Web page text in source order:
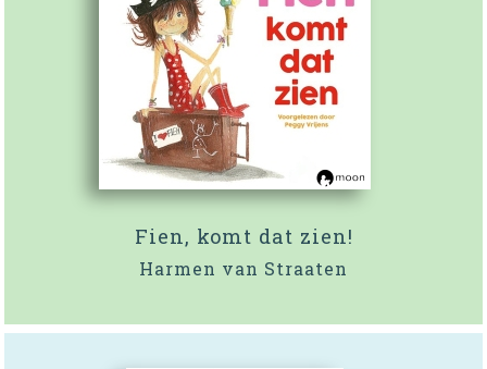
Fien, komt dat zien!
Harmen van Straaten